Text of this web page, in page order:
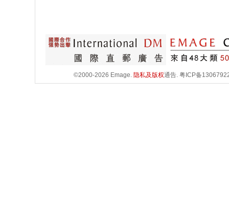
©2000-2026 Emage. 隐私及版权通告. 粤ICP备